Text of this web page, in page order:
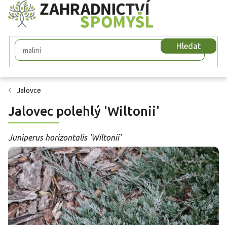
Přejít
na
obsah
Hledat
Jalovce
Jalovec polehlý 'Wiltonii'
Juniperus horizontalis 'Wiltonii'